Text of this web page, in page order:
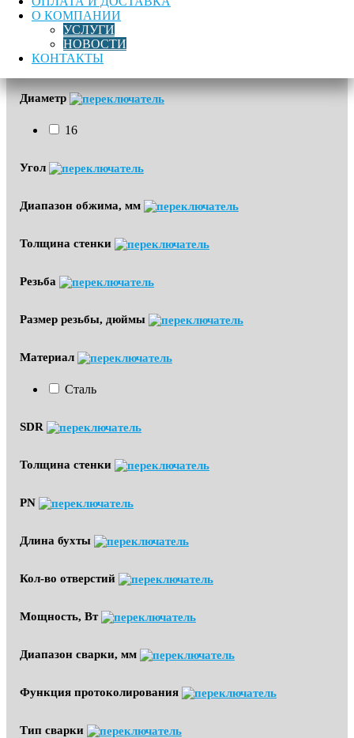
О КОМПАНИИ
УСЛУГИ
НОВОСТИ
КОНТАКТЫ
Крепление деталей трубопровода, строительных
конструкций и механизмов
Отопление
Диаметр
16
Угол
Диапазон обжима, мм
Толщина стенки
Резьба
Размер резьбы, дюймы
Материал
Сталь
SDR
Толщина стенки
PN
Длина бухты
Кол-во отверстий
Мощность, Вт
Диапазон сварки, мм
Функция протоколирования
Тип сварки